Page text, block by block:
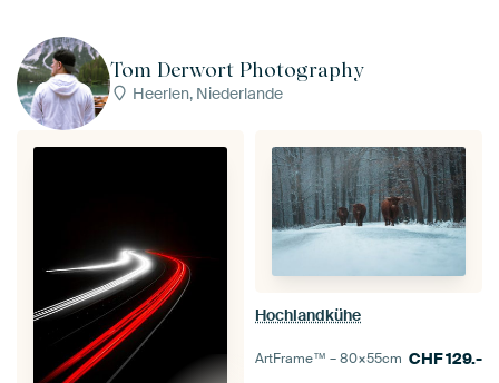
Tom Derwort Photography
Heerlen, Niederlande
Hochlandkühe
ArtFrame™ –80×55cm CHF129.-